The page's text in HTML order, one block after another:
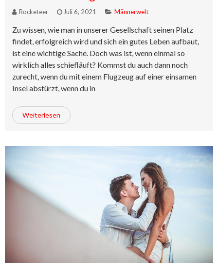
Rocketeer Juli 6, 2021 Männerwelt
Zu wissen, wie man in unserer Gesellschaft seinen Platz
findet, erfolgreich wird und sich ein gutes Leben aufbaut,
ist eine wichtige Sache. Doch was ist, wenn einmal so
wirklich alles schiefläuft? Kommst du auch dann noch
zurecht, wenn du mit einem Flugzeug auf einer einsamen
Insel abstürzt, wenn du in
Weiterlesen